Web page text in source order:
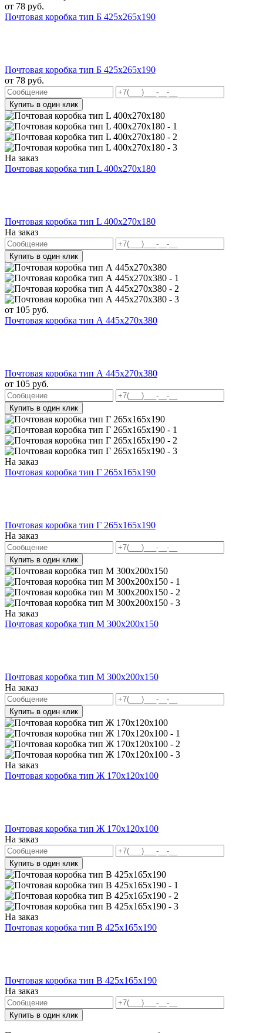
от 78 руб.
Почтовая коробка тип Б 425х265х190
Почтовая коробка тип Б 425х265х190
от 78 руб.
Купить в один клик
На заказ
Почтовая коробка тип L 400х270х180
Почтовая коробка тип L 400х270х180
На заказ
Купить в один клик
от 105 руб.
Почтовая коробка тип А 445х270х380
Почтовая коробка тип А 445х270х380
от 105 руб.
Купить в один клик
На заказ
Почтовая коробка тип Г 265х165х190
Почтовая коробка тип Г 265х165х190
На заказ
Купить в один клик
На заказ
Почтовая коробка тип M 300x200x150
Почтовая коробка тип M 300x200x150
На заказ
Купить в один клик
На заказ
Почтовая коробка тип Ж 170х120х100
Почтовая коробка тип Ж 170х120х100
На заказ
Купить в один клик
На заказ
Почтовая коробка тип В 425х165х190
Почтовая коробка тип В 425х165х190
На заказ
Купить в один клик